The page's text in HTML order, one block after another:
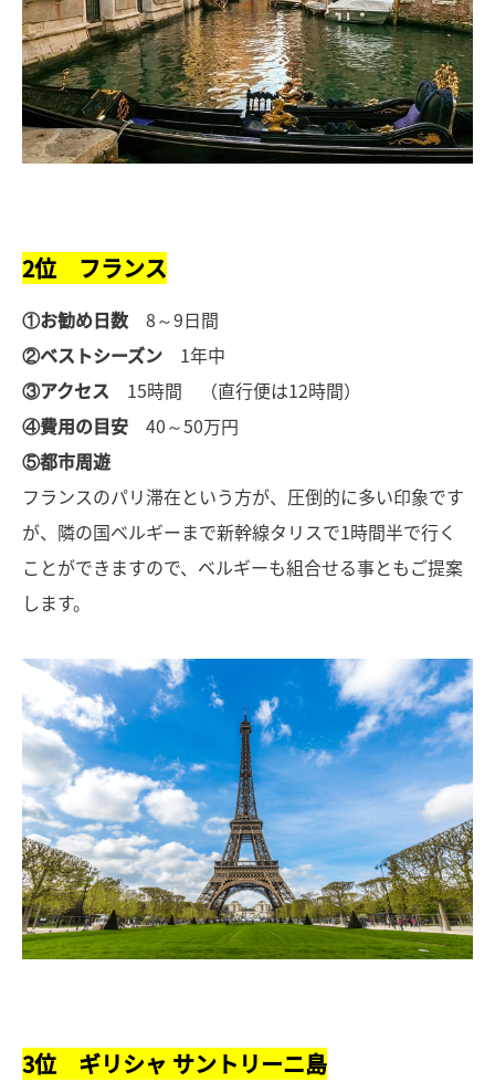
2位 フランス
①お勧め日数 8～9日間
②ベストシーズン 1年中
③アクセス 15時間 （直行便は12時間）
④費用の目安 40～50万円
⑤都市周遊
フランスのパリ滞在という方が、圧倒的に多い印象です
が、隣の国ベルギーまで新幹線タリスで1時間半で行く
ことができますので、ベルギーも組合せる事ともご提案
します。
3位 ギリシャ サントリーニ島